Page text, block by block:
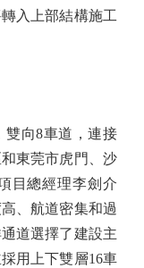
入上部結構施工
向8車道，連接
東莞市虎門、沙
目總經理李劍介
、航道密集和過
道選擇了建設主
用上下雙層16車